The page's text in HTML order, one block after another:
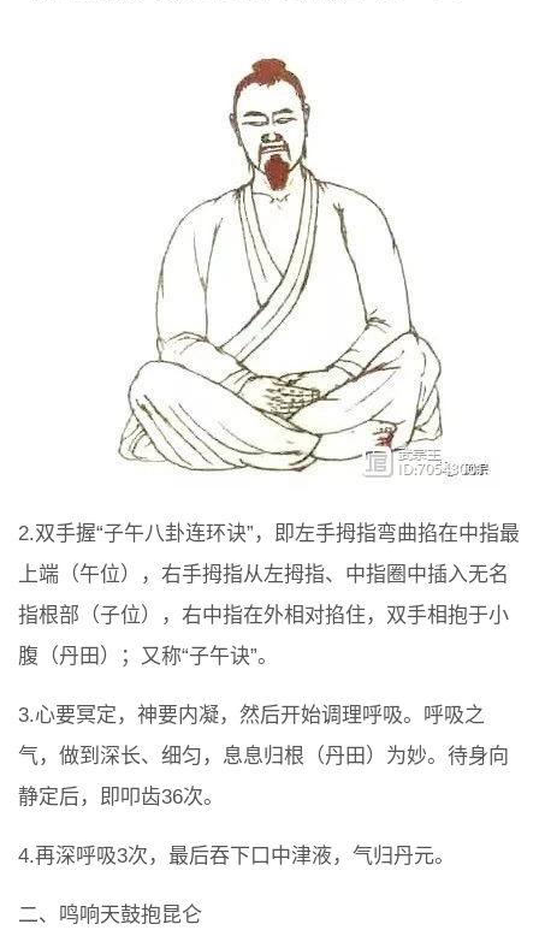
2.双手握“子午八卦连环诀”，即左手拇指弯曲掐在中指最
上端（午位），右手拇指从左拇指、中指圈中插入无名
指根部（子位），右中指在外相对掐住，双手相抱于小
腹（丹田）；又称“子午诀”。
3.心要冥定，神要内凝，然后开始调理呼吸。呼吸之
气，做到深长、细匀，息息归根（丹田）为妙。待身向
静定后，即叩齿36次。
4.再深呼吸3次，最后吞下口中津液，气归丹元。
二、鸣响天鼓抱昆仑